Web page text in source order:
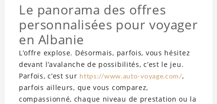
Le panorama des offres
personnalisées pour voyager
en Albanie
L’offre explose. Désormais, parfois, vous hésitez
devant l’avalanche de possibilités, c’est le jeu.
Parfois, c’est sur https://www.auto-voyage.com/,
parfois ailleurs, que vous comparez,
compassionné, chaque niveau de prestation ou la